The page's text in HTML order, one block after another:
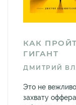
КАК
ГИГАНТ
ДМИТРИЙ
Это не
захвату